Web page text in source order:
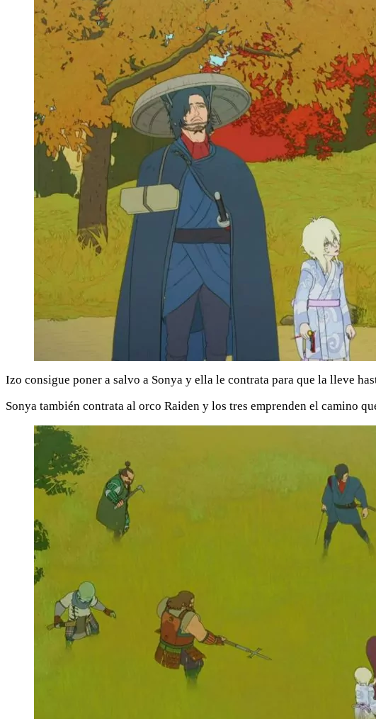
Izo consigue poner a salvo a Sonya y ella le contrata para que la lleve
Sonya también contrata al orco Raiden y los tres emprenden el camino